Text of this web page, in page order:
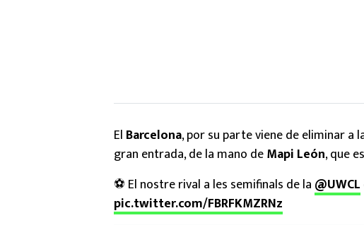
El Barcelona, por su parte viene de eliminar a
gran entrada, de la mano deMapi León, que
⚽ El nostre rival a les semifinals de la @UWCL
pic.twitter.com/FBRFKMZRNz